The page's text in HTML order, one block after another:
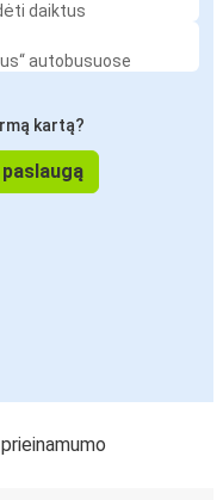
daiktus
autobusuose
kartą?